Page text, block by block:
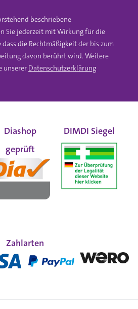
beschriebene
Sie jederzeit mit Wirkung für die
die Rechtmäßigkeit der bis zum
davon berührt wird. Weitere
unserer Datenschutzerklärung
Diashop
geprüft
DIMDI Siegel
Zahlarten